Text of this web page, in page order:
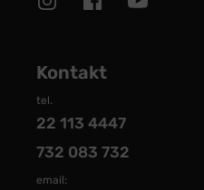
Kontakt
tel.
22 113 4447
732 083 732
email: